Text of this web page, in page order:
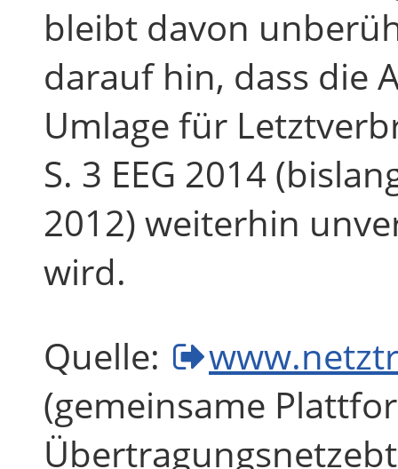
bleibt davon
darauf hin, dass die
Umlage für
S. 3 EEG 2014
2012) weiterhin
wird.
Quelle:
(gemeinsame